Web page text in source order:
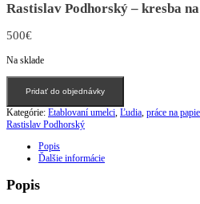
Rastislav Podhorský – kresba
500€
Na sklade
množstvo
Rastislav
Podhorský
-
kresba
formát
cca
Pridať do objednávky
Kategórie: Etablovaní umelci, Ľudia, práce na
Rastislav Podhorský
Popis
Ďalšie informácie
Popis